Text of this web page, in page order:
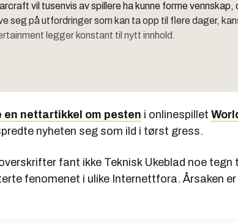
vil tusenvis av spillere ha kunne forme vennskap,
seg på utfordringer som kan ta opp til flere dager,
legger konstant til nytt innhold.
en nettartikkel om pesten i onlinespillet
nyheten seg som ild i tørst gress.
fant ikke Teknisk Ukeblad noe tegn
fenomenet i ulike Internettfora. Årsaken er